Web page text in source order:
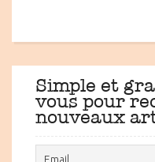
Simple et
vous pour
nouveaux